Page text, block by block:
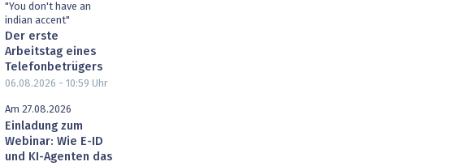
"You don't have an
indian accent"
Der erste
Arbeitstag eines
Telefonbetrügers
06.08.2026 - 10:59 Uhr
Am 27.08.2026
Einladung zum
Webinar: Wie E-ID
und KI-Agenten das